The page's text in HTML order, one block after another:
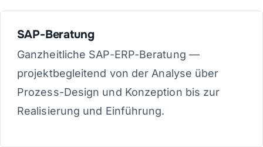
SAP-Beratung
Ganzheitliche SAP-ERP-Beratung —
projektbegleitend von der Analyse über
Prozess-Design und Konzeption bis zur
Realisierung und Einführung.